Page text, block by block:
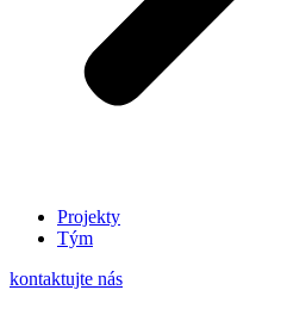
Projekty
Tým
kontaktujte nás